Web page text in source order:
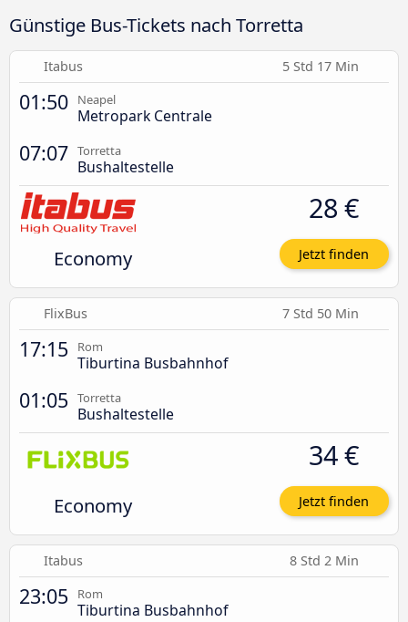
Günstige Bus-Tickets nach Torretta
Itabus 5 Std 17 Min
01:50 Neapel
Metropark Centrale
07:07 Torretta
Bushaltestelle
Economy
28 €
Jetzt finden
FlixBus 7 Std 50 Min
17:15 Rom
Tiburtina Busbahnhof
01:05 Torretta
Bushaltestelle
Economy
34 €
Jetzt finden
Itabus 8 Std 2 Min
23:05 Rom
Tiburtina Busbahnhof